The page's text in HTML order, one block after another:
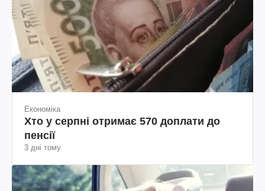
Економіка
Хто у серпні отримає 570 доплати до
пенсії
3 дні тому